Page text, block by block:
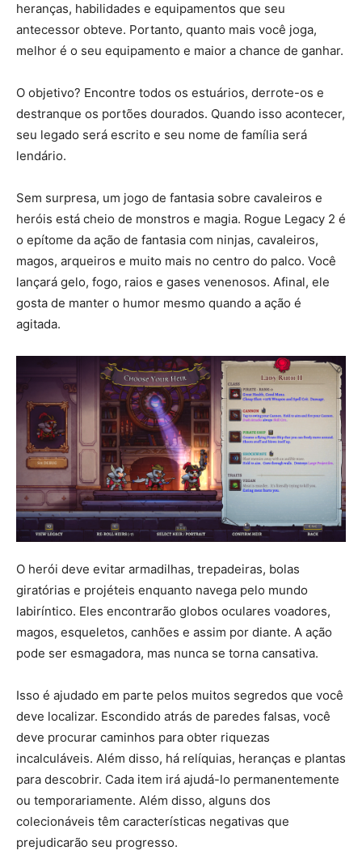
heranças, habilidades e equipamentos que seu
antecessor obteve. Portanto, quanto mais você joga,
melhor é o seu equipamento e maior a chance de ganhar.
O objetivo? Encontre todos os estuários, derrote-os e
destranque os portões dourados. Quando isso acontecer,
seu legado será escrito e seu nome de família será
lendário.
Sem surpresa, um jogo de fantasia sobre cavaleiros e
heróis está cheio de monstros e magia. Rogue Legacy 2 é
o epítome da ação de fantasia com ninjas, cavaleiros,
magos, arqueiros e muito mais no centro do palco. Você
lançará gelo, fogo, raios e gases venenosos. Afinal, ele
gosta de manter o humor mesmo quando a ação é
agitada.
O herói deve evitar armadilhas, trepadeiras, bolas
giratórias e projéteis enquanto navega pelo mundo
labiríntico. Eles encontrarão globos oculares voadores,
magos, esqueletos, canhões e assim por diante. A ação
pode ser esmagadora, mas nunca se torna cansativa.
Isso é ajudado em parte pelos muitos segredos que você
deve localizar. Escondido atrás de paredes falsas, você
deve procurar caminhos para obter riquezas
incalculáveis. Além disso, há relíquias, heranças e plantas
para descobrir. Cada item irá ajudá-lo permanentemente
ou temporariamente. Além disso, alguns dos
colecionáveis ​​têm características negativas que
prejudicarão seu progresso.